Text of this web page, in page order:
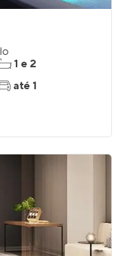
1 e 2
até 1